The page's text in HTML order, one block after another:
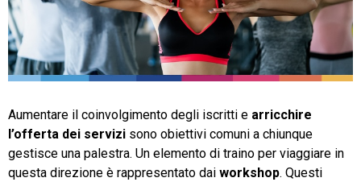
HR
Trust Services
TeamSystem Store
Aumentare il coinvolgimento degli iscritti e arricchire
l’offerta dei servizi sono obiettivi comuni a chiunque
gestisce una palestra. Un elemento di traino per viaggiare in
questa direzione è rappresentato dai workshop. Questi